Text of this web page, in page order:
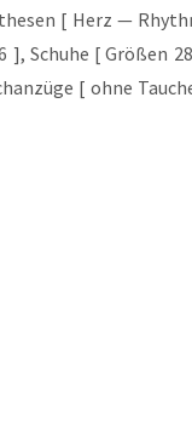
[ Herz —
], Schu­he [ Grö­ßen
[ ohne